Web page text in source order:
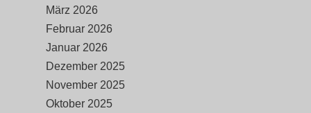
März 2026
Februar 2026
Januar 2026
Dezember 2025
November 2025
Oktober 2025